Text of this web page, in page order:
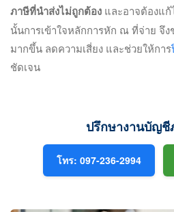
ภาษีที่นำส่งไม่ถูกต้อง และอาจต้องแ
นั้นการเข้าใจหลักการหัก ณ ที่จ่าย จึ
มากขึ้น ลดความเสี่ยง และช่วยให้การ
ชัดเจน
ปรึกษางานบัญ
โทร: 097-236-2994